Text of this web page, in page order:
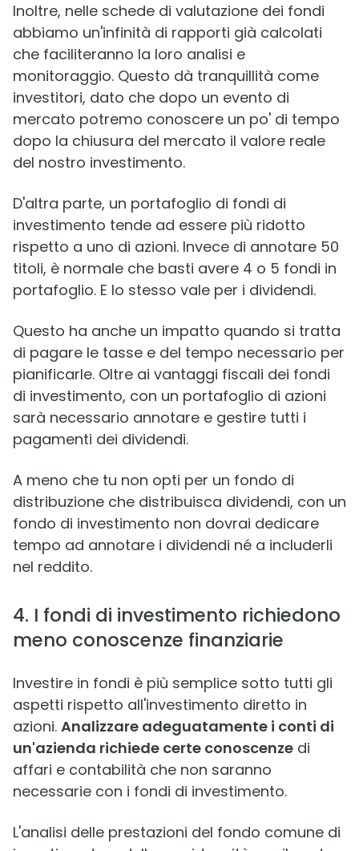
Inoltre, nelle schede di valutazione dei fondi
abbiamo un'infinità di rapporti già calcolati
che faciliteranno la loro analisi e
monitoraggio. Questo dà tranquillità come
investitori, dato che dopo un evento di
mercato potremo conoscere un po' di tempo
dopo la chiusura del mercato il valore reale
del nostro investimento.
D'altra parte, un portafoglio di fondi di
investimento tende ad essere più ridotto
rispetto a uno di azioni. Invece di annotare 50
titoli, è normale che basti avere 4 o 5 fondi in
portafoglio. E lo stesso vale per i dividendi.
Questo ha anche un impatto quando si tratta
di pagare le tasse e del tempo necessario per
pianificarle. Oltre ai vantaggi fiscali dei fondi
di investimento, con un portafoglio di azioni
sarà necessario annotare e gestire tutti i
pagamenti dei dividendi.
A meno che tu non opti per un fondo di
distribuzione che distribuisca dividendi, con un
fondo di investimento non dovrai dedicare
tempo ad annotare i dividendi né a includerli
nel reddito.
4. I fondi di investimento richiedono
meno conoscenze finanziarie
Investire in fondi è più semplice sotto tutti gli
aspetti rispetto all'investimento diretto in
azioni. Analizzare adeguatamente i conti di
un'azienda richiede certe conoscenze di
affari e contabilità che non saranno
necessarie con i fondi di investimento.
L'analisi delle prestazioni del fondo comune di